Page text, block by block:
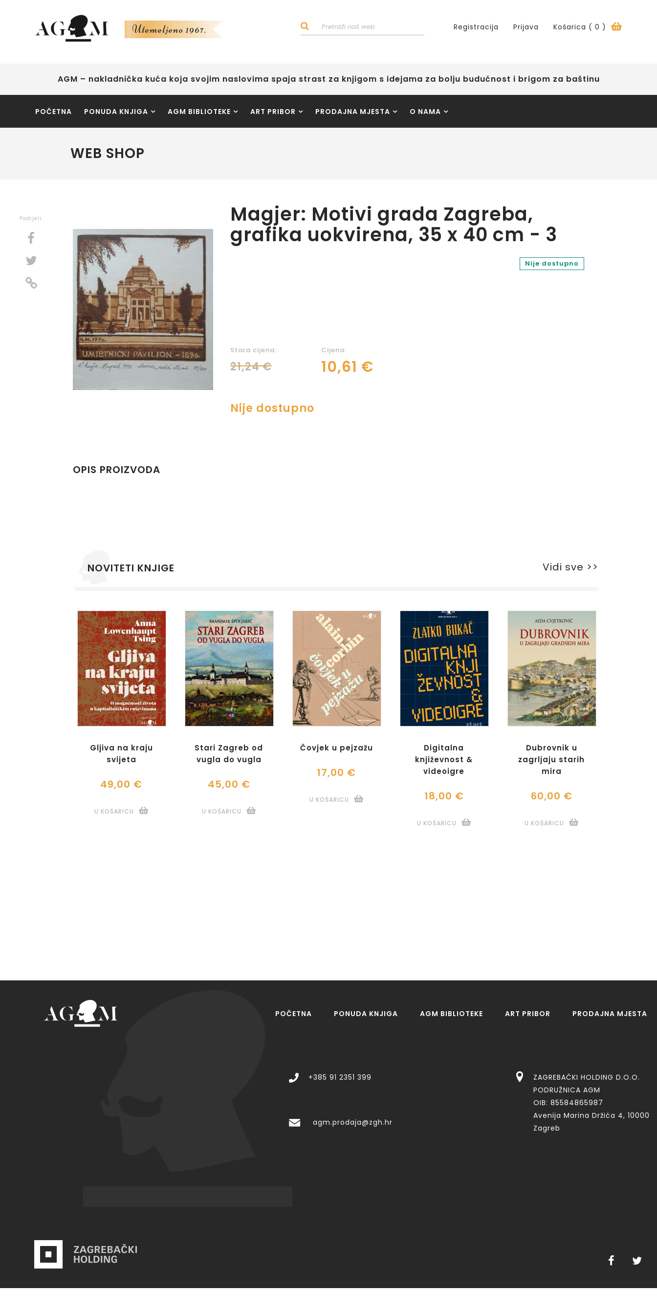
Utemeljeno 1967. Registracija Prijava Košarica ( 0 )
AGM – nakladnička kuća koja svojim naslovima spaja strast za knjigom s idejama za bolju budućnost i brigom za baštinu
POČETNA PONUDA KNJIGA AGM BIBLIOTEKE ART PRIBOR PRODAJNA MJESTA O NAMA
WEB SHOP
Podijeli: Magjer: Motivi grada Zagreba,
grafika uokvirena, 35 x 40 cm - 3
Stara cijena:
21,24 €
Cijena:
10,61 €
Nije dostupno
Nije dostupno
OPIS PROIZVODA
NOVITETI KNJIGE Vidi sve >>
Gljiva na kraju
svijeta
49,00 €
U KOŠARICU
Stari Zagreb od
vugla do vugla
45,00 €
U KOŠARICU
Čovjek u pejzažu
17,00 €
U KOŠARICU
Digitalna
književnost &
videoigre
18,00 €
U KOŠARICU
Dubrovnik u
zagrljaju starih
mira
60,00 €
U KOŠARICU
POČETNA PONUDA KNJIGA AGM BIBLIOTEKE ART PRIBOR PRODAJNA MJESTA
+385 91 2351 399
ZAGREBAČKI HOLDING D.O.O.
PODRUŽNICA AGM
OIB: 85584865987
Avenija Marina Držića 4, 10000
Zagreb
agm.prodaja@zgh.hr